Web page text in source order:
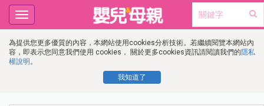
為提供您更多優質的內容，本網站使用cookies分析技術。若繼續閱覽本網站內
容，即表示您同意我們使用 cookies， 關於更多cookies資訊請閱讀我們的隱私
權說明 。
我知道了
Toggle
navigation